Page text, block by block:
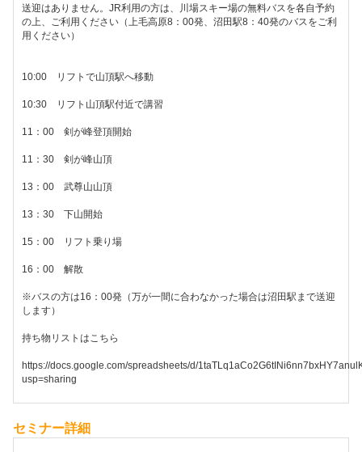
送迎はありません。JR利用の方は、川場スキー場の無料バスを各自予約
の上、ご利用ください（上毛高原8：00発、沼田駅8：40発のバスをご利
用ください）
10:00 リフトで山頂駅へ移動
10:30 リフト山頂駅付近で講習
11：00 剣が峰登頂開始
11：30 剣が峰山頂
13：00 武尊山山頂
13：30 下山開始
15：00 リフト乗り場
16：00 解散
※バスの方は16：00発（万が一間に合わなかった場合は沼田駅まで送迎
します）
持ち物リストはこちら
https://docs.google.com/spreadsheets/d/
usp=sharing
セミナー詳細